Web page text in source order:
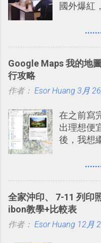
國外爆紅
理，到
有機會在
點： 1. 「
聊天打屁
2. 「 有效
組機制讓
事可以
的軟體則
保持聯繫
台，可以
Google Maps 我的地
行攻略
作者： Esor Huang 3月
在之前寫
出理想便
後，我想
入的來
線，對商
張資料地
書時建立
全家沖印、 7-11 列印
ibon教學+比較表
作者： Esor Huang 12月